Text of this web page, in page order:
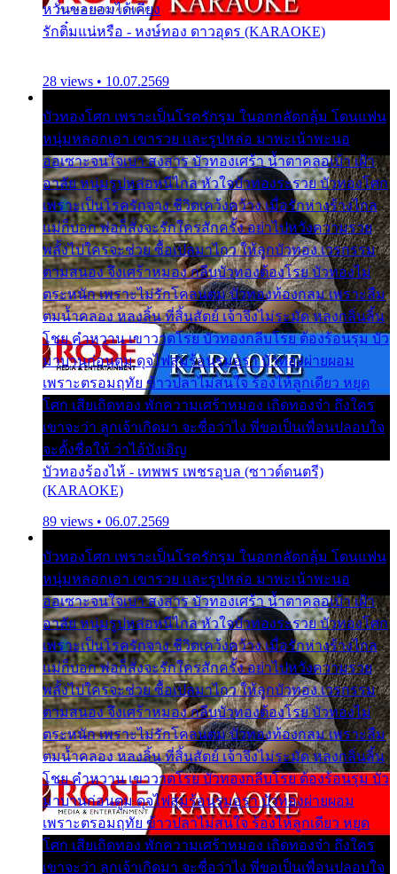
หวั่นขอยอมได้เคียง
รักติ๋มแน่หรือ - หงษ์ทอง ดาวอุดร (KARAOKE)
28 views • 10.07.2569
บัวทองโศก เพราะเป็นโรครักรุม ในอกกลัดกลุ้ม โดนแฟน
หนุ่มหลอกเอา เขารวย และรูปหล่อ มาพะเน้าพะนอ
ออเซาะจนใจเบา สงสาร บัวทองเศร้า น้ำตาคลอเบ้า เฝ้า
อาลัย หนุ่มรูปหล่อหนีไกล หัวใจบัวทองระรวย บัวทองโศก
เพราะเป็นโรครักจาง ชีวิตเคว้งคว้าง เมื่อรักห่างร้างไกล
แม่ก็บอก พ่อก็สั่งจะรักใครสักครั้ง อย่าไปหวังความรวย
พลั้งไปใครจะช่วย ซื้อเปลมาไกว ให้ลูกบัวทอง เวรกรรม
ตามสนอง จึงเศร้าหมอง กลีบบัวทองต้องโรย บัวทองไม่
ตระหนัก เพราะไม่รักโคลนตม บัวทองท้องกลม เพราะลืม
ตมน้ำคลอง หลงลิ้น ที่สิ้นสัตย์ เจ้าจึงไม่ระมัด หลงกลิ่นลิ้น
โชย คำหวาน เขาวาดโรย บัวทองกลีบโรย ต้องร้อนรุม บัว
มาบานก่อนตูม ดุจไฟสุมร้อนรุมอุรา บัวทองผ่ายผอม
เพราะตรอมฤทัย ข้าวปลาไม่สนใจ ร้องไห้ลูกเดียว หยุด
โศก เสียเถิดทอง พักความเศร้าหมอง เถิดทองจ๋า ถึงใคร
เขาจะว่า ลูกเจ้าเกิดมา จะชื่อว่าไง พี่ขอเป็นเพื่อนปลอบใจ
จะตั้งชื่อให้ ว่าไอ้บังเอิญ
บัวทองร้องไห้ - เทพพร เพชรอุบล (ซาวด์ดนตรี)
(KARAOKE)
89 views • 06.07.2569
บัวทองโศก เพราะเป็นโรครักรุม ในอกกลัดกลุ้ม โดนแฟน
หนุ่มหลอกเอา เขารวย และรูปหล่อ มาพะเน้าพะนอ
ออเซาะจนใจเบา สงสาร บัวทองเศร้า น้ำตาคลอเบ้า เฝ้า
อาลัย หนุ่มรูปหล่อหนีไกล หัวใจบัวทองระรวย บัวทองโศก
เพราะเป็นโรครักจาง ชีวิตเคว้งคว้าง เมื่อรักห่างร้างไกล
แม่ก็บอก พ่อก็สั่งจะรักใครสักครั้ง อย่าไปหวังความรวย
พลั้งไปใครจะช่วย ซื้อเปลมาไกว ให้ลูกบัวทอง เวรกรรม
ตามสนอง จึงเศร้าหมอง กลีบบัวทองต้องโรย บัวทองไม่
ตระหนัก เพราะไม่รักโคลนตม บัวทองท้องกลม เพราะลืม
ตมน้ำคลอง หลงลิ้น ที่สิ้นสัตย์ เจ้าจึงไม่ระมัด หลงกลิ่นลิ้น
โชย คำหวาน เขาวาดโรย บัวทองกลีบโรย ต้องร้อนรุม บัว
มาบานก่อนตูม ดุจไฟสุมร้อนรุมอุรา บัวทองผ่ายผอม
เพราะตรอมฤทัย ข้าวปลาไม่สนใจ ร้องไห้ลูกเดียว หยุด
โศก เสียเถิดทอง พักความเศร้าหมอง เถิดทองจ๋า ถึงใคร
เขาจะว่า ลูกเจ้าเกิดมา จะชื่อว่าไง พี่ขอเป็นเพื่อนปลอบใจ